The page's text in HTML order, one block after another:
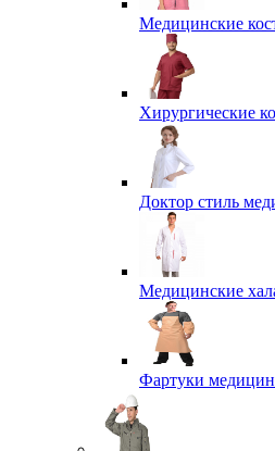
Медицинские
Хирургические
Доктор стиль
Медицинские
Фартуки